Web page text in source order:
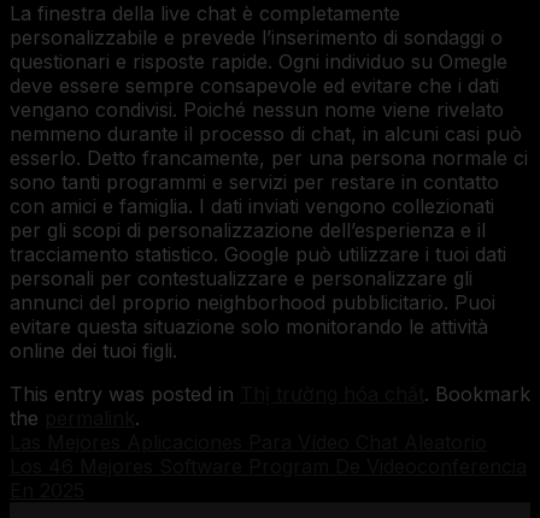
La finestra della live chat è completamente
personalizzabile e prevede l’inserimento di sondaggi o
questionari e risposte rapide. Ogni individuo su Omegle
deve essere sempre consapevole ed evitare che i dati
vengano condivisi. Poiché nessun nome viene rivelato
nemmeno durante il processo di chat, in alcuni casi può
esserlo. Detto francamente, per una persona normale ci
sono tanti programmi e servizi per restare in contatto
con amici e famiglia. I dati inviati vengono collezionati
per gli scopi di personalizzazione dell’esperienza e il
tracciamento statistico. Google può utilizzare i tuoi dati
personali per contestualizzare e personalizzare gli
annunci del proprio neighborhood pubblicitario. Puoi
evitare questa situazione solo monitorando le attività
online dei tuoi figli.
This entry was posted in
. Bookmark
the
.